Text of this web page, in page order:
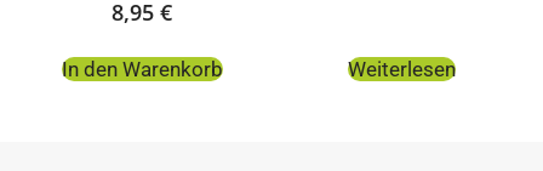
8,95 €
In den Warenkorb Weiterlesen